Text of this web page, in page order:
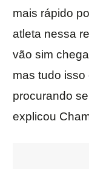
mais rápido
atleta nessa
vão sim
mas tudo isso
procurando
explicou